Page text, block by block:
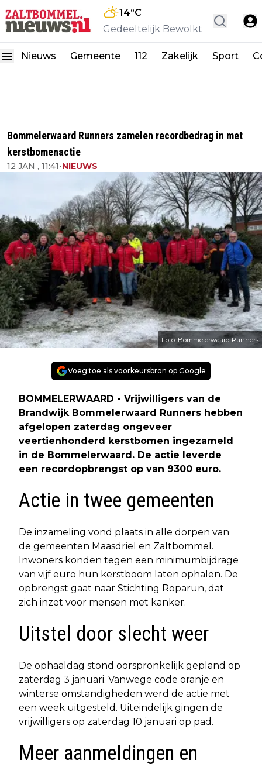
14°C
Gedeeltelijk Bewolkt
Nieuws Gemeente 112 Zakelijk Sport
Bommelerwaard Runners zamelen recordbedrag in met
kerstbomenactie
12 JAN , 11:41•NIEUWS
Foto: Bommelerwaard Runners
Voeg toe als voorkeursbron op Google
BOMMELERWAARD - Vrijwilligers van de
Brandwijk Bommelerwaard Runners hebben
afgelopen zaterdag ongeveer
veertienhonderd kerstbomen ingezameld
in de Bommelerwaard. De actie leverde
een recordopbrengst op van 9300 euro.
Actie in twee gemeenten
De inzameling vond plaats in alle dorpen van
de gemeenten Maasdriel en Zaltbommel.
Inwoners konden tegen een minimumbijdrage
van vijf euro hun kerstboom laten ophalen. De
opbrengst gaat naar Stichting Roparun, dat
zich inzet voor mensen met kanker.
Uitstel door slecht weer
De ophaaldag stond oorspronkelijk gepland op
zaterdag 3 januari. Vanwege code oranje en
winterse omstandigheden werd de actie met
een week uitgesteld. Uiteindelijk gingen de
vrijwilligers op zaterdag 10 januari op pad.
Meer aanmeldingen en